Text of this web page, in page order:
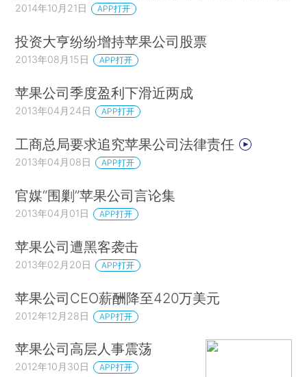
2014年10月21日 APP打开
投资大亨纷纷增持苹果公司股票
2013年08月15日 APP打开
苹果公司季度盈利下滑近两成
2013年04月24日 APP打开
工商总局要求追究苹果公司法律责任
2013年04月08日 APP打开
官媒“围剿”苹果公司言论集
2013年04月01日 APP打开
苹果公司遭黑客袭击
2013年02月20日 APP打开
苹果公司CEO薪酬降至420万美元
2012年12月28日 APP打开
苹果公司高层人事震荡
2012年10月30日 APP打开